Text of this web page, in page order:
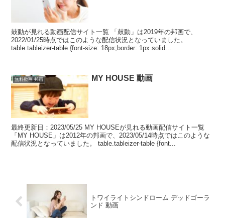
鼓動が見れる動画配信サイト一覧 「鼓動」は2019年の邦画で、
2022/01/25時点ではこのような配信状況となっていました。
table.tableizer-table {font-size: 18px;border: 1px solid...
無料動画 邦画 MY HOUSE 動画
最終更新日：2023/05/25 MY HOUSEが見れる動画配信サイト一覧
「MY HOUSE」は2012年の邦画で、2023/05/14時点ではこのような
配信状況となっていました。 table.tableizer-table {font...
トワイライトシンドローム デッドゴーラ
ンド 動画